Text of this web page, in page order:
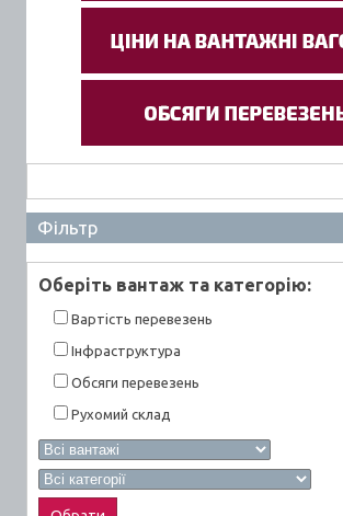
Фільтр
Оберiть вантаж та категорiю:
Вартiсть перевезень
Інфраструктура
Обсяги перевезень
Рухомий склад